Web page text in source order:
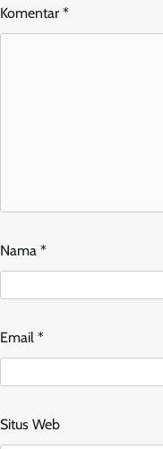
Komentar *
Nama *
Email *
Situs Web